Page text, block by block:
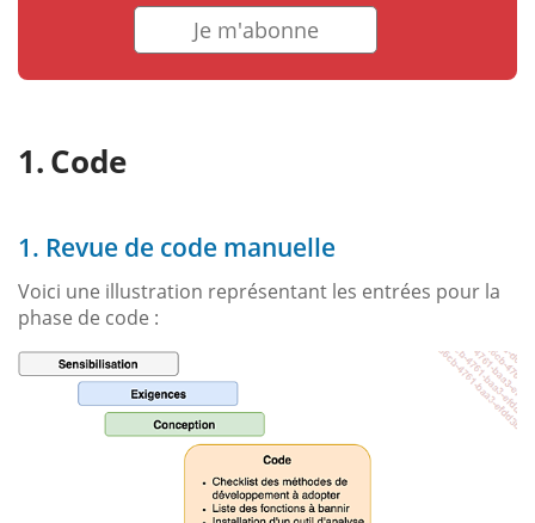
Je m'abonne
Code
1. Revue de code manuelle
Voici une illustration représentant les entrées pour la
phase de code :